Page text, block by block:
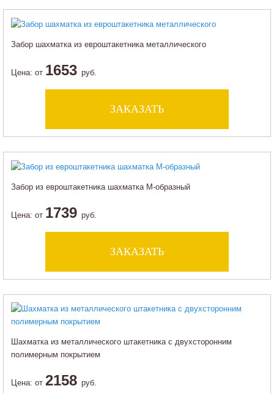
Забор шахматка из евроштакетника металлического
Цена: от 1653 руб.
ЗАКАЗАТЬ
Забор из евроштакетника шахматка М-образный
Цена: от 1739 руб.
ЗАКАЗАТЬ
Шахматка из металлического штакетника с двухсторонним
полимерным покрытием
Цена: от 2158 руб.